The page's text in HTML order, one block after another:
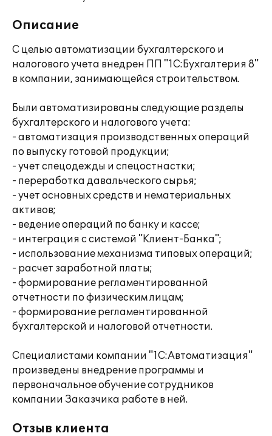
Описание
С целью автоматизации бухгалтерского и
налогового учета внедрен ПП "1С:Бухгалтерия 8"
в компании, занимающейся строительством.
Были автоматизированы следующие разделы
бухгалтерского и налогового учета:
- автоматизация производственных операций
по выпуску готовой продукции;
- учет спецодежды и спецостнастки;
- переработка давальческого сырья;
- учет основных средств и нематериальных
активов;
- ведение операций по банку и кассе;
- интеграция с системой "Клиент-Банка";
- использование механизма типовых операций;
- расчет заработной платы;
- формирование регламентированной
отчетности по физическим лицам;
- формирование регламентированной
бухгалтерской и налоговой отчетности.
Специалистами компании "1С:Автоматизация"
произведены внедрение программы и
первоначальное обучение сотрудников
компании Заказчика работе в ней.
Отзыв клиента